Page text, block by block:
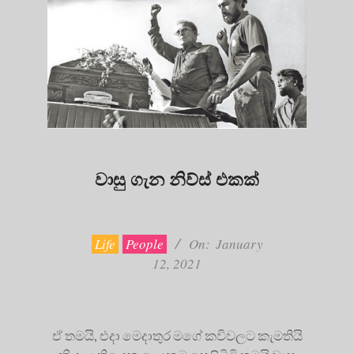
වාසු ගැන නිව්ස් එකක්
Life People On: January
12, 2021
ඒ තමයි, එදා මෙදාතුර මගේ කවිවලට කැමතියි